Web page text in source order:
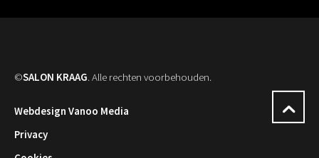
©SALON KRAAG. Alle rechten voorbehouden.
Webdesign Vanoo Media
Privacy